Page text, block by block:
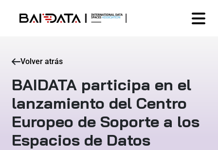
Volver atrás
BAIDATA participa en el
lanzamiento del Centro
Europeo de Soporte a los
Espacios de Datos